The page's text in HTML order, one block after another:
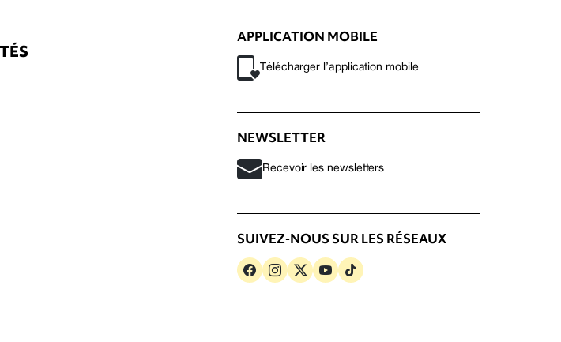
APPLICATION MOBILE
Télécharger l’application mobile
NEWSLETTER
Recevoir les newsletters
SUIVEZ-NOUS SUR LES RÉSEAUX